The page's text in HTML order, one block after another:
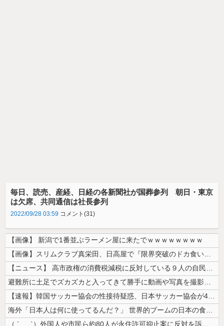
毎日、読売、産経、日経の各新聞社が国葬参列 朝日・東京
は欠席、共同通信は社長参列
2022/09/28 03:59 コメント(31)
【画像】 新潟で1番並ぶラーメン屋に来たでｗｗｗｗｗｗｗｗ
【画像】スリムクラブ真栄田、日高屋で『限界突破のドカ食い』を披露するｗ...
【ニュース】 高市政権の消費税減税に反対している９人の自民党議員が全て...
避難所に土足でズカズカと入ってきて勝手に動画や写真を撮影したメディア取...
【速報】韓国サッカー協会の性接待疑惑、日本サッカー協会が4人の日本人審...
海外「日本人は何に使ってるんだ？」 世界的ブームの日本の食品、買ってみ...
（ ´_ゝ`）外国人や市民ら約80人が永住許可抑止案に反対を訴え「選別...